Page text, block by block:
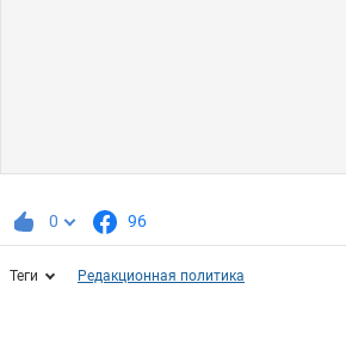
0 96
Теги Редакционная политика